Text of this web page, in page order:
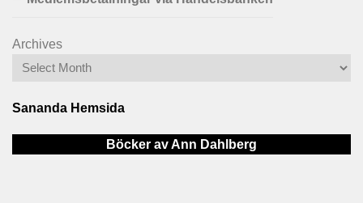
Archives
Sananda Hemsida
Böcker av Ann Dahlberg